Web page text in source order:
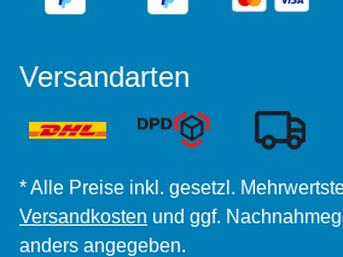
Versandarten
* Alle Preise inkl. gesetzl.
Versandkosten und ggf.
anders angegeben.